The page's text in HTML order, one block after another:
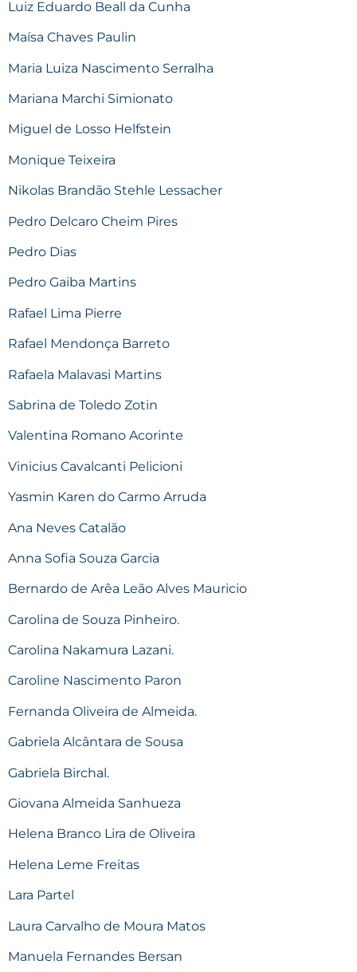
Luiz Eduardo Beall da Cunha
Maísa Chaves Paulin
Maria Luiza Nascimento Serralha
Mariana Marchi Simionato
Miguel de Losso Helfstein
Monique Teixeira
Nikolas Brandão Stehle Lessacher
Pedro Delcaro Cheim Pires
Pedro Dias
Pedro Gaiba Martins
Rafael Lima Pierre
Rafael Mendonça Barreto
Rafaela Malavasi Martins
Sabrina de Toledo Zotin
Valentina Romano Acorinte
Vinicius Cavalcanti Pelicioni
Yasmin Karen do Carmo Arruda
Ana Neves Catalão
Anna Sofia Souza Garcia
Bernardo de Arêa Leão Alves Mauricio
Carolina de Souza Pinheiro.
Carolina Nakamura Lazani.
Caroline Nascimento Paron
Fernanda Oliveira de Almeida.
Gabriela Alcântara de Sousa
Gabriela Birchal.
Giovana Almeida Sanhueza
Helena Branco Lira de Oliveira
Helena Leme Freitas
Lara Partel
Laura Carvalho de Moura Matos
Manuela Fernandes Bersan